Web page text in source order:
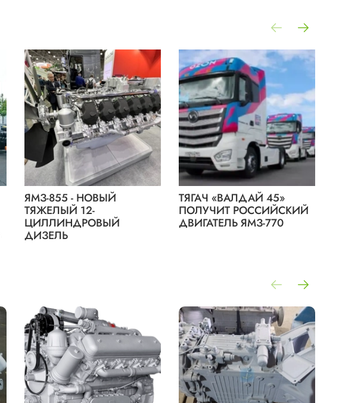
ЯМЗ-855 - НОВЫЙ
ТЯЖЕЛЫЙ 12-
ЦИЛЛИНДРОВЫЙ
ДИЗЕЛЬ
ТЯГАЧ «ВАЛДАЙ 45»
ПОЛУЧИТ РОССИЙСКИЙ
ДВИГАТЕЛЬ ЯМЗ-770